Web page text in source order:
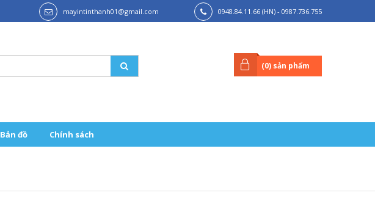
mayintinthanh01@gmail.com 0948.84.11.66 (HN) - 0987.736.755
(0) sản phẩm
Bản đồ Chính sách